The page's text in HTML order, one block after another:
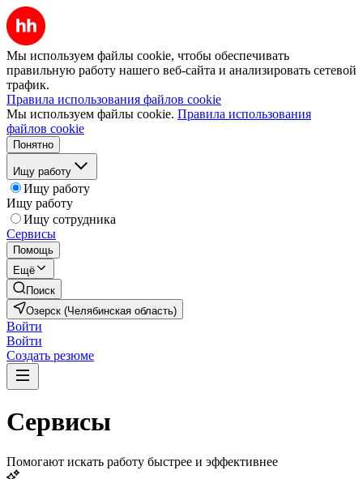
Мы используем файлы cookie, чтобы обеспечивать
правильную работу нашего веб-сайта и анализировать сетевой
трафик.
Правила использования файлов cookie
Мы используем файлы cookie. Правила использования
файлов cookie
Понятно
Ищу работу
Ищу работу
Ищу работу
Ищу сотрудника
Сервисы
Помощь
Ещё
Поиск
Озерск (Челябинская область)
Войти
Войти
Создать резюме
Сервисы
Помогают искать работу быстрее и эффективнее